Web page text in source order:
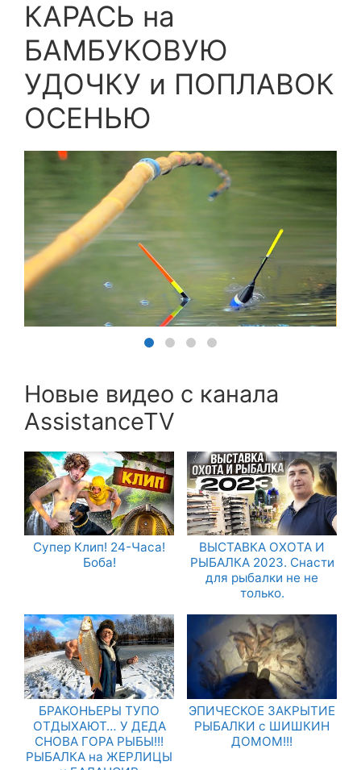
КАРАСЬ на
БАМБУКОВУЮ
УДОЧКУ и ПОПЛАВОК
ОСЕНЬЮ
Новые видео с канала
AssistanceTV
Супер Клип! 24-Часа!
Боба!
ВЫСТАВКА ОХОТА И
РЫБАЛКА 2023. Снасти
для рыбалки не не
только.
БРАКОНЬЕРЫ ТУПО
ОТДЫХАЮТ… У ДЕДА
СНОВА ГОРА РЫБЫ!!!
РЫБАЛКА на ЖЕРЛИЦЫ
ЭПИЧЕСКОЕ ЗАКРЫТИЕ
РЫБАЛКИ с ШИШКИН
ДОМОМ!!!